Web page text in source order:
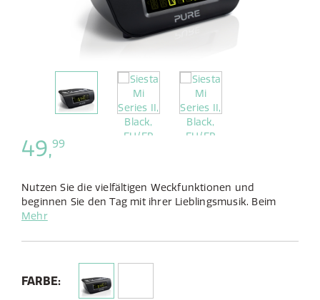
49,99
Nutzen Sie die vielfältigen Weckfunktionen und
beginnen Sie den Tag mit ihrer Lieblingsmusik. Beim
Einschlafen hilft Ihnen das automatisch-dimmende
Mehr
FARBE: